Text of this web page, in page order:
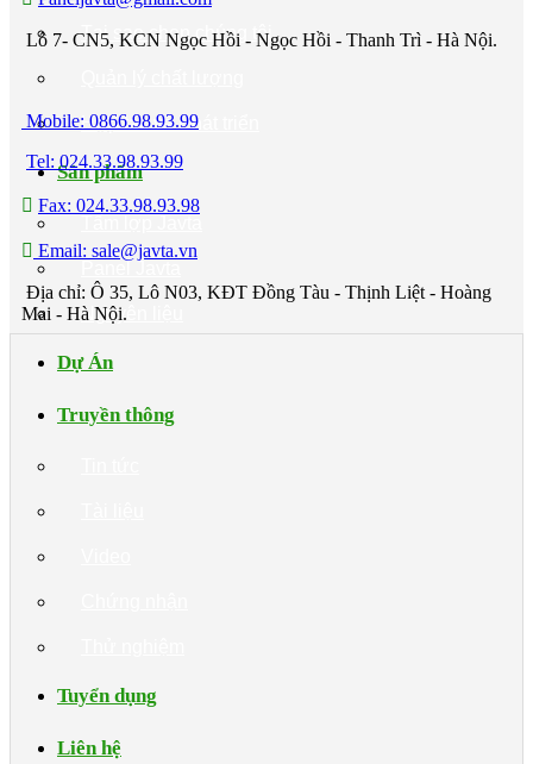
Tại sao chọn chúng tôi
Hợp tác và Phát triển
Sản phẩm
Nguyên liệu
Dự Án
Truyền thông
Tuyển dụng
Liên hệ
Lô 7- CN5, KCN Ngọc Hồi - Ngọc Hồi - Thanh Trì - Hà Nội.
Mobile: 0866.98.93.99
Tel: 024.33.98.93.99
Fax: 024.33.98.93.98
Email: sale@javta.vn
Địa chỉ: Ô 35, Lô N03, KĐT Đồng Tàu - Thịnh Liệt - Hoàng
Mai - Hà Nội.